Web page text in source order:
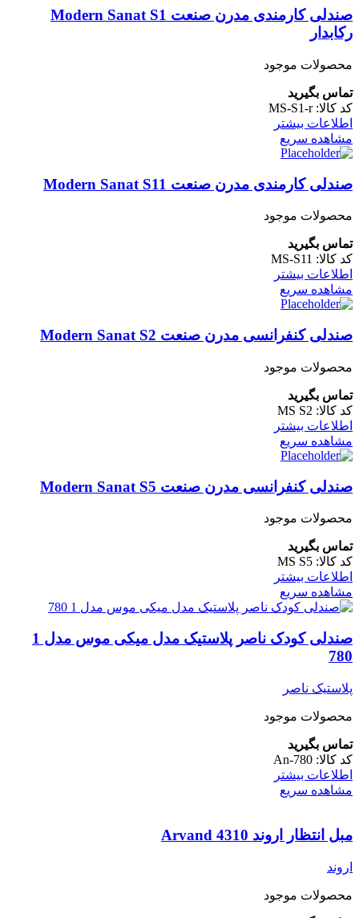
صندلی کارمندی مدرن صنعت Modern Sanat S1
رکابدار
محصولات موجود
تماس بگیرید
کد کالا:MS-S1-r
اطلاعات بیشتر
مشاهده سریع
صندلی کارمندی مدرن صنعت Modern Sanat S11
محصولات موجود
تماس بگیرید
کد کالا: MS-S11
اطلاعات بیشتر
مشاهده سریع
صندلی کنفرانسی مدرن صنعت Modern Sanat S2
محصولات موجود
تماس بگیرید
کد کالا: MS S2
اطلاعات بیشتر
مشاهده سریع
صندلی کنفرانسی مدرن صنعت Modern Sanat S5
محصولات موجود
تماس بگیرید
کد کالا: MS S5
اطلاعات بیشتر
مشاهده سریع
صندلی کودک ناصر پلاستیک مدل میکی موس مدل 1
780
پلاستیک ناصر
محصولات موجود
تماس بگیرید
کد کالا: An-780
اطلاعات بیشتر
مشاهده سریع
مبل انتظار اروند Arvand 4310
اروند
محصولات موجود